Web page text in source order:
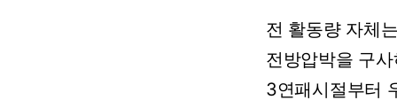
전 활동량 자체
전방압박을 구
3연패시절부터